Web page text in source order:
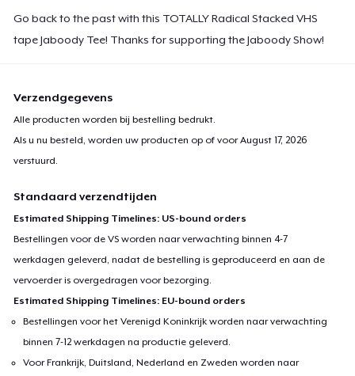
Go back to the past with this TOTALLY Radical Stacked VHS
tape Jaboody Tee! Thanks for supporting the Jaboody Show!
Verzendgegevens
Alle producten worden bij bestelling bedrukt.
Als u nu besteld, worden uw producten op of voorAugust 17, 2026
verstuurd.
Standaard verzendtijden
Estimated Shipping Timelines: US-bound orders
Bestellingen voor de VS worden naar verwachting binnen 4-7
werkdagen geleverd, nadat de bestelling is geproduceerd en aan de
vervoerder is overgedragen voor bezorging.
Estimated Shipping Timelines: EU-bound orders
Bestellingen voor het Verenigd Koninkrijk worden naar verwachting
binnen 7-12 werkdagen na productie geleverd.
Voor Frankrijk, Duitsland, Nederland en Zweden worden naar
US$ 22,99
Kids Premium Tee
US$ 21,99
US$ 22,99
Women's Boyfriend Tee
US$ 24,99
Women's Racerback Tank
US$ 22,99
Baby Premium Onesie